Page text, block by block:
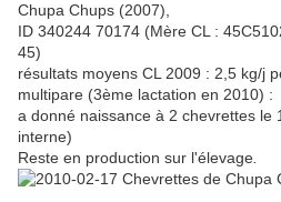
Chupa Chups (2007),
ID 340244 70174 (Mère CL :
45)
résultats moyens CL 2009 : 2,5 kg/j
multipare (3ème lactation en 2010)
a donné naissance à 2 chevrettes le
interne)
Reste en production sur l'élevage